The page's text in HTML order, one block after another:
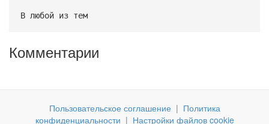
В любой из тем
Комментарии
Пользовательское соглашение | Политика
конфиденциальности | Настройки файлов cookie